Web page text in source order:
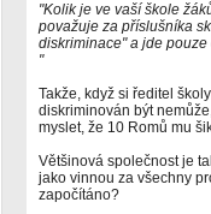
"Kolik je ve vaší škole
považuje za příslušníka
diskriminace" a jde
"
Takže, když si ředitel
diskriminován být
myslet, že 10 Romů mu
Většinová společnost je
jako vinnou za všechny
započítáno?